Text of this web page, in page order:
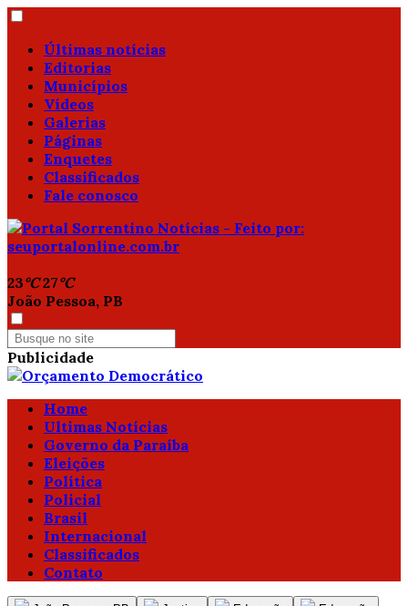
Últimas notícias
Editorias
Municípios
Vídeos
Galerias
Páginas
Enquetes
Classificados
Fale conosco
23°C 27°C
João Pessoa, PB
Publicidade
Home
Ultimas Notícias
Governo da Paraíba
Eleições
Política
Policial
Brasil
Internacional
Classificados
Contato